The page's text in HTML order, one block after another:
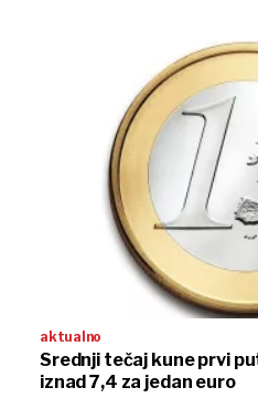
aktualno
Srednji tečaj kune prvi
iznad 7,4 za jedan euro